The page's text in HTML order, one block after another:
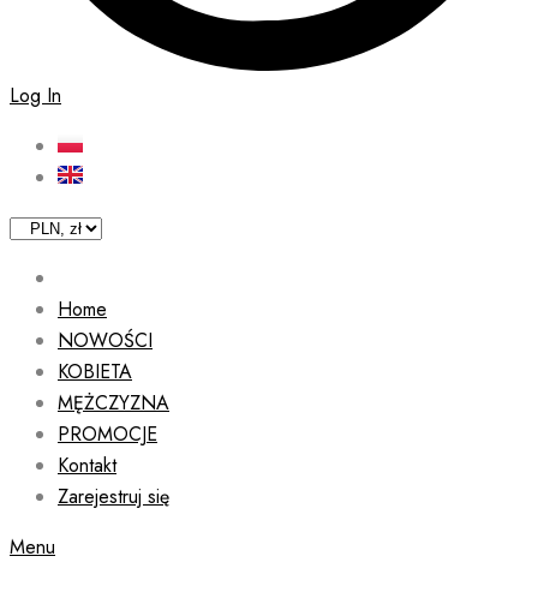
Log In
Home
NOWOŚCI
KOBIETA
MĘŻCZYZNA
PROMOCJE
Kontakt
Zarejestruj się
Menu